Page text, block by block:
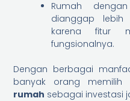
Rumah
dianggap
karena fitur
fungsionalnya.
Dengan berbagai
banyak orang memilih
rumah sebagai investasi